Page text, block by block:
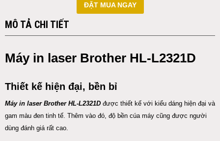
ĐẶT MUA NGAY
MÔ TẢ CHI TIẾT
Máy in laser Brother HL-L2321D
Thiết kế hiện đại, bền bỉ
Máy in laser Brother HL-L2321D được thiết kế với kiểu dáng hiện đại và
gam màu đen tinh tế. Thêm vào đó, độ bền cúa máy cũng được người
dùng đánh giá rất cao.